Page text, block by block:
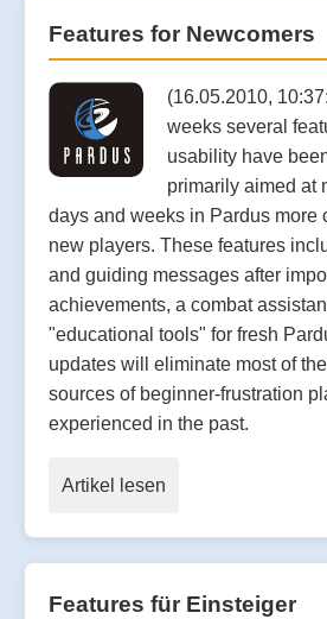
Features for Newcomers
(16.05.2010,
weeks several
usability have
primarily aimed at
days and weeks in Pardus more
new players. These features
and guiding messages after
achievements, a combat
"educational tools" for fresh
updates will eliminate most of
sources of beginner-frustration
experienced in the past.
Artikel lesen
Features für Einsteiger